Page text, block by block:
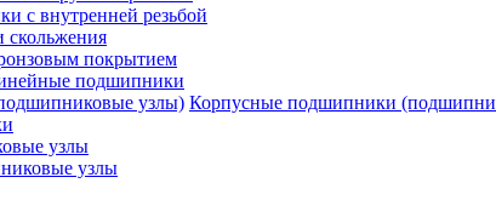
с внутренней резьбой
скольжения
покрытием
подшипники
Корпусные подшипники
узлы
узлы